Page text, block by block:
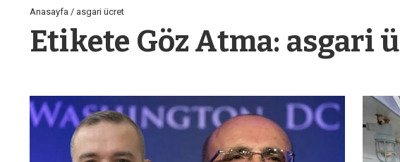
Anasayfa / asgari ücret
Etikete Göz Atma: asgari